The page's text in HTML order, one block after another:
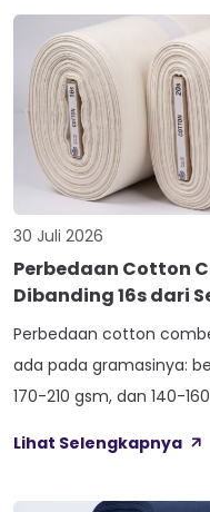
Nama Atlas boleh jadi
30 Juli 2026
Perbedaan Cotton
Dibanding 16s dari
Perbedaan cotton
ada pada gramasinya:
170-210 gsm, dan 140-
satu kaos terasa berat
Lihat Selengkapnya